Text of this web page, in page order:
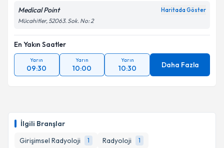
İlgili Branşlar
Girişimsel Radyoloji
1 Radyoloji 1
Medical Point Haritada Göster
Mücahitler, 52063. Sok. No: 2
En Yakın Saatler
Yarın
09:30
Yarın
10:00
Yarın
10:30 Daha Fazla